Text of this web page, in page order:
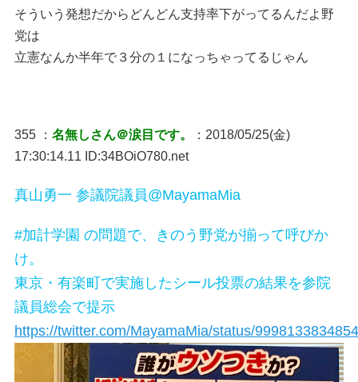
そういう発想だからどんどん支持率下がってるんだよ野
党は
立憲なんか半年で３分の１になっちゃってるじゃん
355 ： 名無しさん＠涙目です。
：2018/05/25(金)
17:30:14.11 ID:34BOiO780.net
真山勇一 参議院議員@MayamaMia
#加計学園 の問題で、きのう野党が揃って呼びか
け。
東京・有楽町で実施したシール投票の結果を参院
議員総会で提示
https://twitter.com/MayamaMia/status/